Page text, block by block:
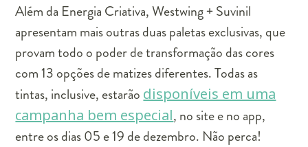
Além da Energia Criativa, Westwing + Suvinil
apresentam mais outras duas paletas exclusivas, que
provam todo o poder de transformação das cores
com 13 opções de matizes diferentes. Todas as
tintas, inclusive, estarão disponíveis em uma
campanha bem especial, no site e no app,
entre os dias 05 e 19 de dezembro. Não perca!